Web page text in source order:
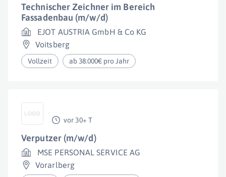
Technischer Zeichner im Bereich
Fassadenbau (m/w/d)
EJOT AUSTRIA GmbH & Co KG
Voitsberg
Vollzeit ab 38.000€ pro Jahr
vor 30+ T
Verputzer (m/w/d)
MSE PERSONAL SERVICE AG
Vorarlberg